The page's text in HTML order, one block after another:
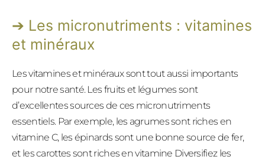
Les micronutriments : vitamines
et minéraux
Les vitamines et minéraux sont tout aussi importants
pour notre santé. Les fruits et légumes sont
d’excellentes sources de ces micronutriments
essentiels. Par exemple, les agrumes sont riches en
vitamine C, les épinards sont une bonne source de fer,
et les carottes sont riches en vitamine Diversifiez les